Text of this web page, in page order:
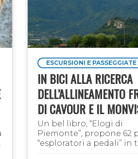
ESCURSIONI E PASSEGGIATE
IN BICI ALLA RICERCA
DELL’ALLINEAMENTO
DI CAVOUR E IL
Un bel libro, “Elogi di
Piemonte”, propone 62
“esploratori a pedali” in
territorio piemontese,